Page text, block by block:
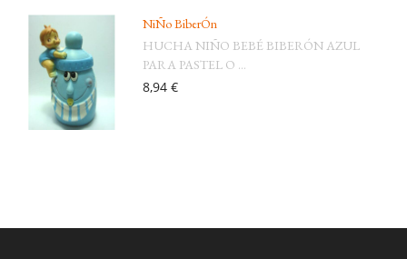
NiÑo BiberÓn
HUCHA NIÑO BEBÉ BIBERÓN AZUL
PARA PASTEL O ...
8,94 €